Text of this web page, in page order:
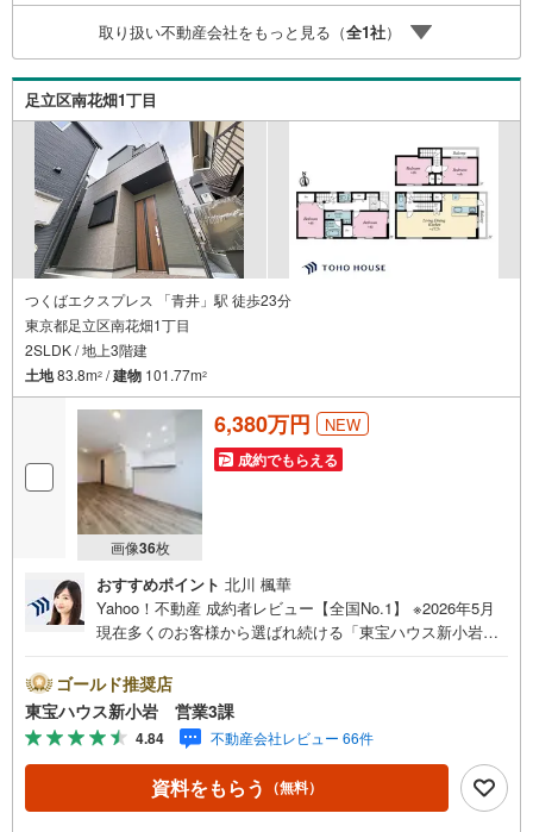
案内が可能となりますのでお手数ですがご一報ください。
◆物件のご案内は◆弊社へのご来社、お客様宅へのお迎
え・最寄駅での待ち合わせ、物件周辺のコンビニ等でお待
ち合わせなど、ご希望をお伝えください。ご希望条件をお
伝え頂けましたら、ご見学希望物件以外の資料も用意して
参ります。もちろん他の物件も併せてご案内させていただ
きます。
取り扱い不動産会社をもっと見る（全1社）
足立区南花畑1丁目
つくばエクスプレス 「青井」駅 徒歩23分
東京都足立区南花畑1丁目
2SLDK / 地上3階建
土地83.8m2 /建物 101.77m2
画像36枚
6,380万円 NEW
成約でもらえる
おすすめポイント 北川 楓華
Yahoo！不動産 成約者レビュー【全国No.1】 ※2026年5月
現在多くのお客様から選ばれ続ける「東宝ハウス新小岩」
見学OK■営業時間内（9:00～20:00）はお電話でのご連絡が
スムーズです。ご自宅への送迎・最寄駅でのお待ち合わせ
等、お気軽にご相談ください。 選ばれる3つの「圧倒的メ
リット」 （1）【業界最低水準の提携住宅ローン】「他社
で断られた」「借入がある」方も独自審査で多数承認！優
遇金利と各種手数料0円でお得に。（2）【未来カレンダー
ゴールド推奨店
東宝ハウス新小岩 営業3課
4.84 不動産会社レビュー 66件
資料をもらう （無料）